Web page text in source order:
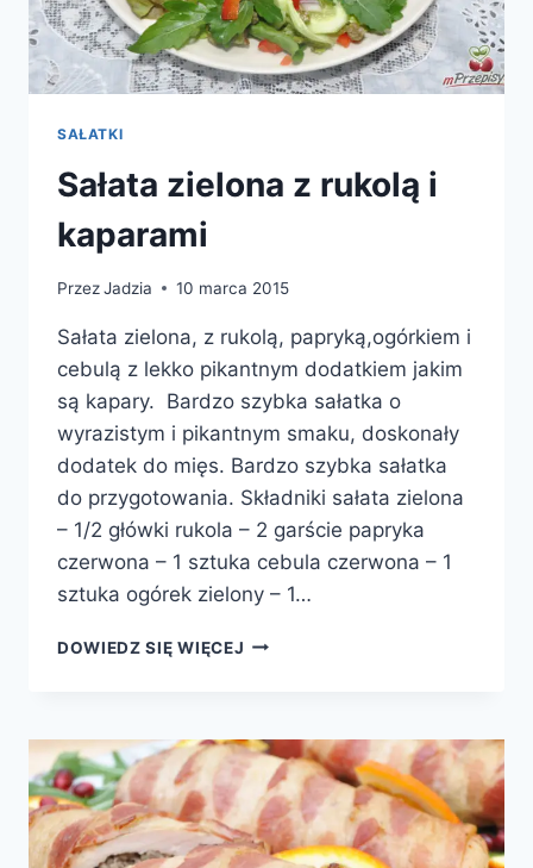
SAŁATKI
Sałata zielona z rukolą i
kaparami
PrzezJadzia 10 marca 2015
Sałata zielona, z rukolą, papryką,ogórkiem i
cebulą z lekko pikantnym dodatkiem jakim
są kapary. Bardzo szybka sałatka o
wyrazistym i pikantnym smaku, doskonały
dodatek do mięs. Bardzo szybka sałatka
do przygotowania. Składniki sałata zielona
– 1/2 główki rukola – 2 garście papryka
czerwona – 1 sztuka cebula czerwona – 1
sztuka ogórek zielony – 1…
DOWIEDZ SIĘ WIĘCEJ SAŁATA
I
KAPARAMI